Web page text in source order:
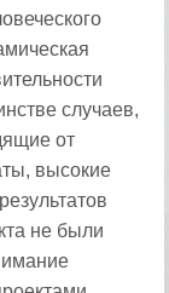
случаев,
от
высокие
не были